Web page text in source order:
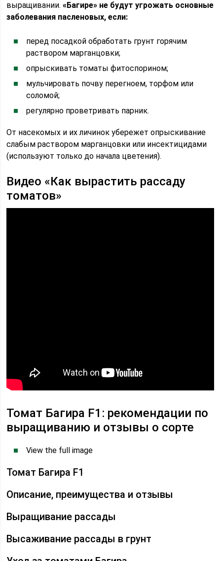
выращивании.«Багире» не будут угрожать основные
заболевания пасленовых, если:
перед посадкой обработать грунт горячим
раствором марганцовки;
опрыскивать томаты фитоспорином;
мульчировать почву перегноем, торфом или
соломой;
регулярно проветривать парник.
От насекомых и их личинок убережет опрыскивание
слабым раствором марганцовки или инсектицидами
(используют только до начала цветения).
Видео «Как вырастить рассаду
томатов»
Томат Багира F1: рекомендации по
выращиванию и отзывы о сорте
View the full image
Томат Багира F1
Описание, преимущества и отзывы
Выращивание рассады
Высаживание рассады в грунт